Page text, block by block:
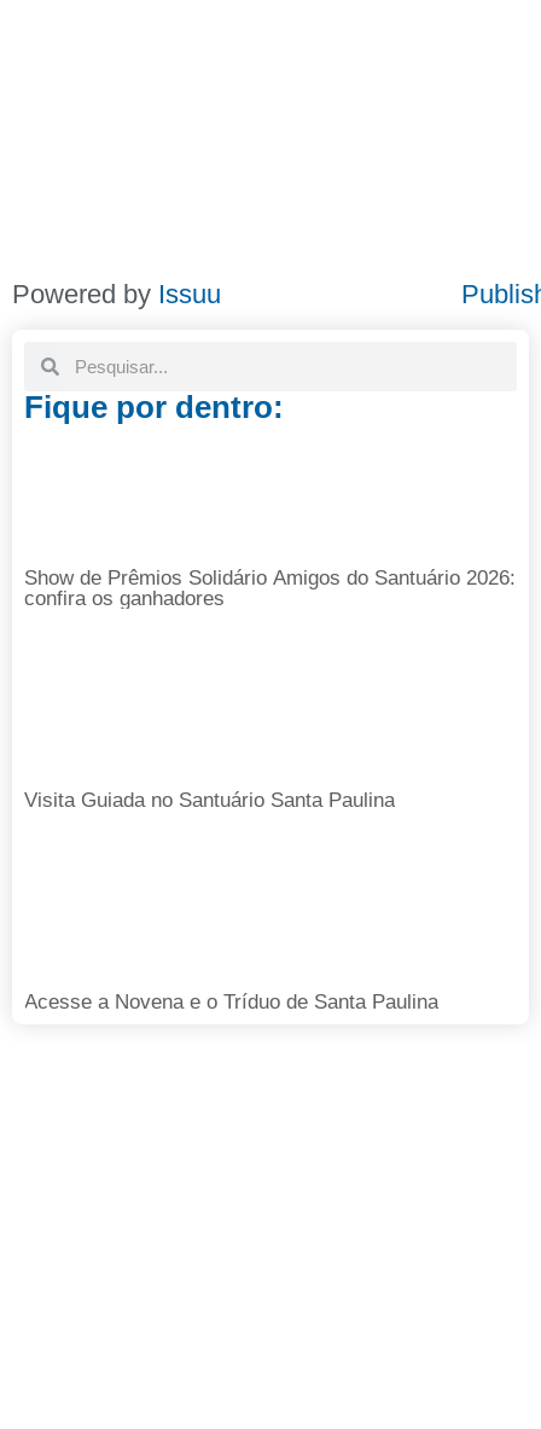
Powered by Issuu
Fique por dentro:
Show de Prêmios Solidário Amigos do Santuário 2026:
confira os ganhadores
Visita Guiada no Santuário Santa Paulina
Acesse a Novena e o Tríduo de Santa Paulina